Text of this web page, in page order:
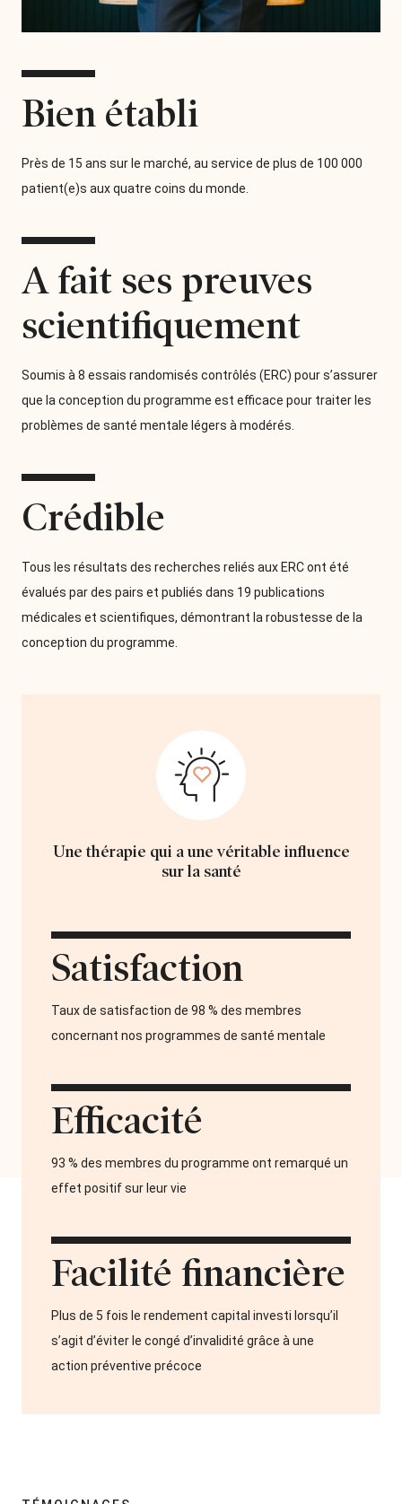
Bien établi
Près de 15 ans sur le marché, au service de plus de 100 000
patient(e)s aux quatre coins du monde.
A fait ses preuves
scientifiquement
Soumis à 8 essais randomisés contrôlés (ERC) pour s’assurer
que la conception du programme est efficace pour traiter les
problèmes de santé mentale légers à modérés.
Crédible
Tous les résultats des recherches reliés aux ERC ont été
évalués par des pairs et publiés dans 19 publications
médicales et scientifiques, démontrant la robustesse de la
conception du programme.
Une thérapie qui a une véritable influence
sur la santé
Satisfaction
Taux de satisfaction de 98 % des membres
concernant nos programmes de santé mentale
Efficacité
93 % des membres du programme ont remarqué un
effet positif sur leur vie
Facilité financière
Plus de 5 fois le rendement capital investi lorsqu’il
s’agit d’éviter le congé d’invalidité grâce à une
action préventive précoce